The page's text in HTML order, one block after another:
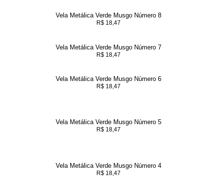
Vela Metálica Verde Musgo Número 8
R$ 18,47
Vela Metálica Verde Musgo Número 7
R$ 18,47
Vela Metálica Verde Musgo Número 6
R$ 18,47
Vela Metálica Verde Musgo Número 5
R$ 18,47
Vela Metálica Verde Musgo Número 4
R$ 18,47